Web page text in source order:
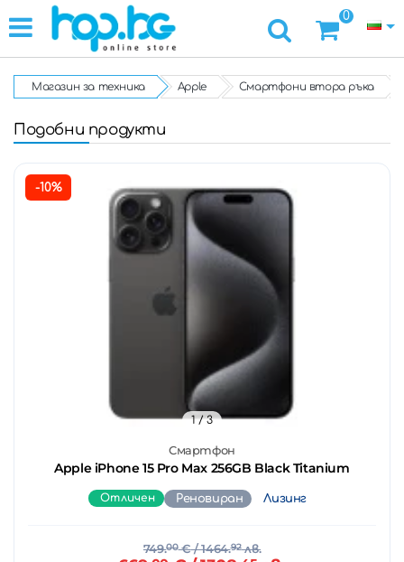
0
Магазин за техника Apple Смартфони втора ръка
Подобни продукти
-10%
Смартфон
Apple iPhone 15 Pro Max 256GB Black Titanium
1/ 3
Отличен Реновиран Лизинг
749.00€/ 1464.92лв.